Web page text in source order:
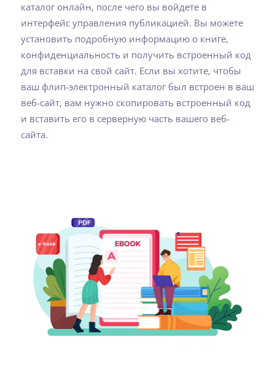
каталог онлайн, после чего вы войдете в
интерфейс управления публикацией. Вы можете
установить подробную информацию о книге,
конфиденциальность и получить встроенный код
для вставки на свой сайт. Если вы хотите, чтобы
ваш флип-электронный каталог был встроен в ваш
веб-сайт, вам нужно скопировать встроенный код
и вставить его в серверную часть вашего веб-
сайта.